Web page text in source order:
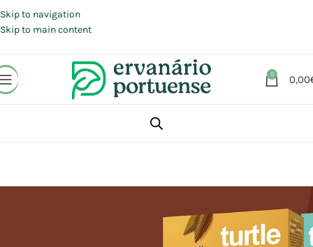
Skip to navigation
Skip to main content
0 0,00